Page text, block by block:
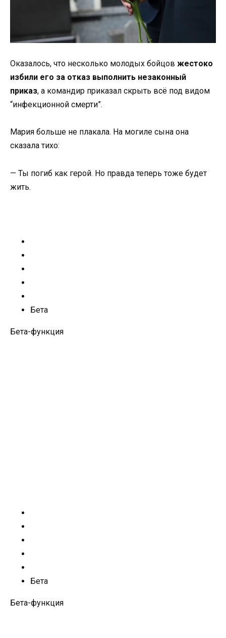
Оказалось, что несколько молодых бойцов жестоко
избили его за отказ выполнить незаконный
приказ, а командир приказал скрыть всё под видом
“инфекционной смерти”.
Мария больше не плакала. На могиле сына она
сказала тихо:
— Ты погиб как герой. Но правда теперь тоже будет
жить.
Бета
Бета-функция
Бета
Бета-функция